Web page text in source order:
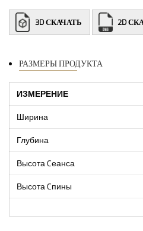
3D СКАЧАТЬ 2D
РАЗМЕРЫ ПРОДУКТА
ИЗМЕРЕНИЕ
Ширина
Глубина
Высота Cеанса
Высота Cпины